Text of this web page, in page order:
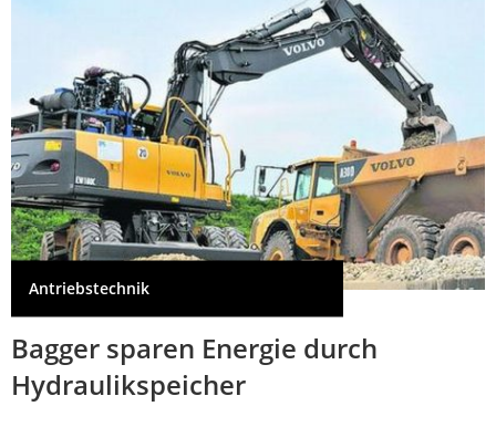
Antriebstechnik
Bagger sparen Energie durch
Hydraulikspeicher